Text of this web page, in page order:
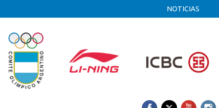
NOTICIAS